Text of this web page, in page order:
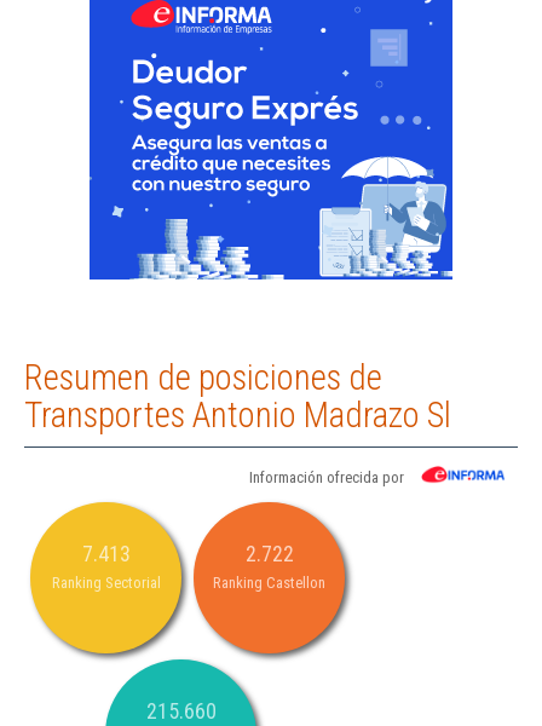
Resumen de posiciones de
Transportes Antonio Madrazo Sl
Información ofrecida por
7.413
Ranking Sectorial
2.722
Ranking Castellon
215.660